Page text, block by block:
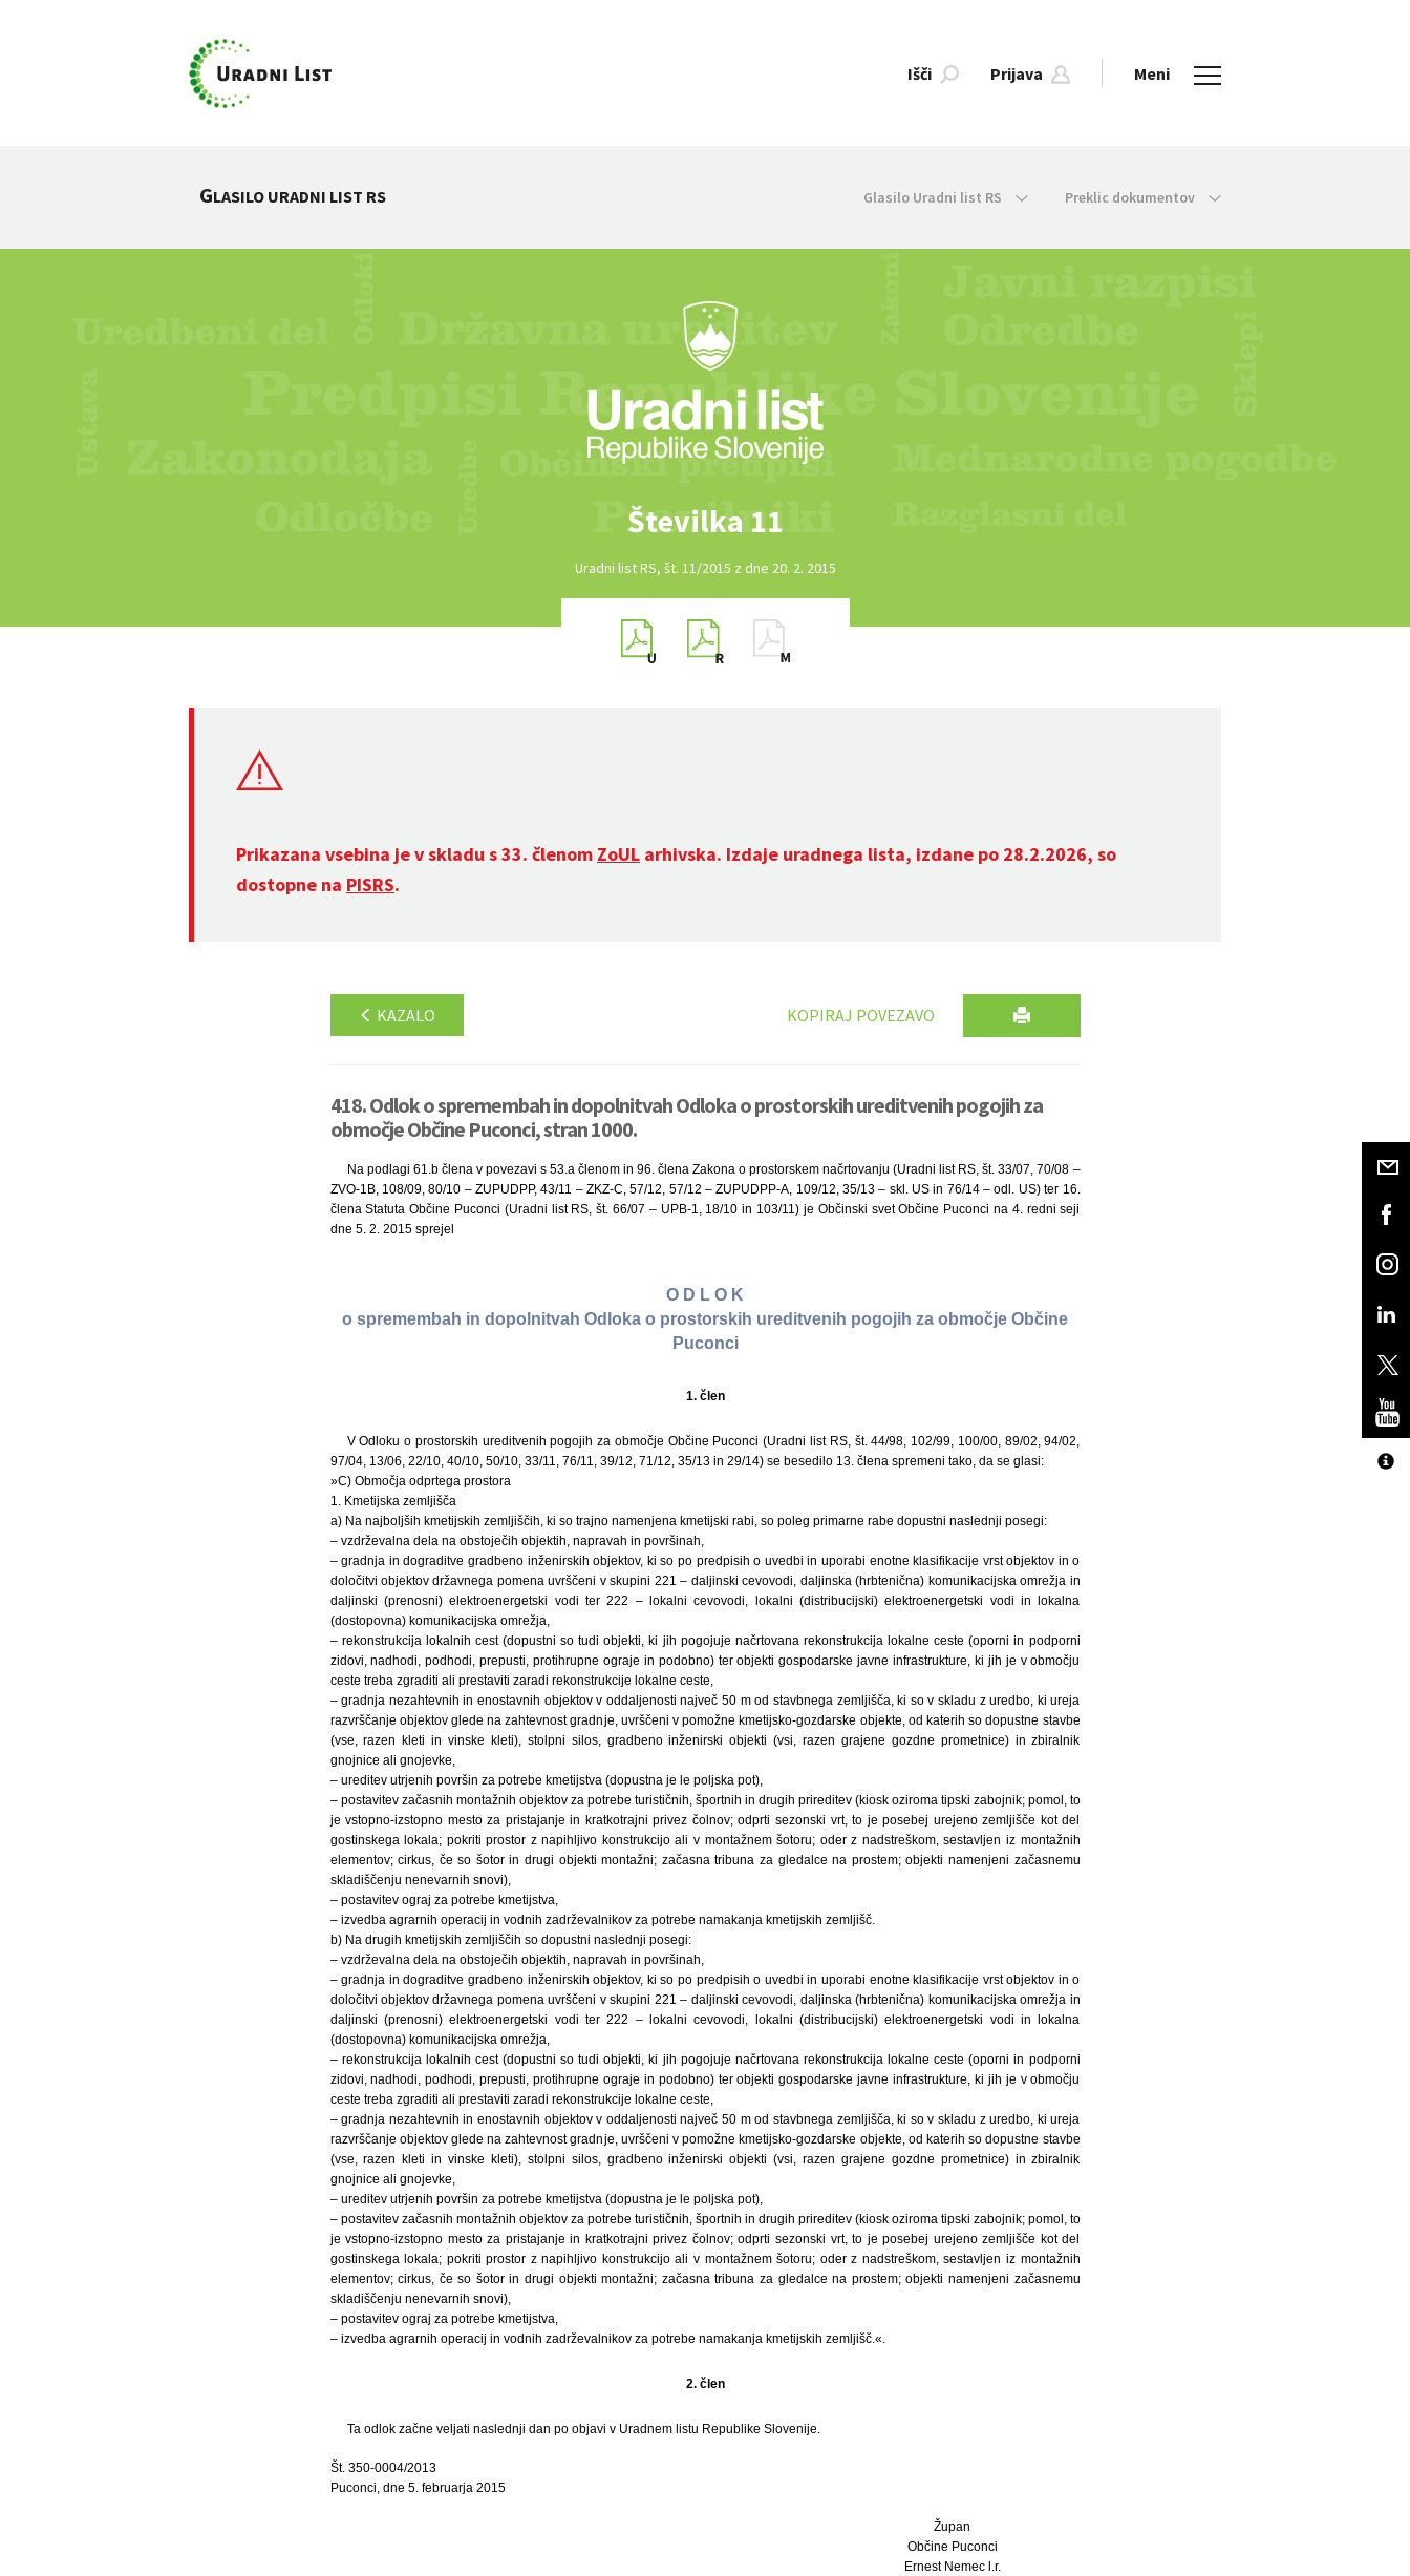
Išči Prijava Meni
GLASILO URADNI LIST RS Glasilo Uradni list RS Preklic dokumentov
Številka 11
Uradni list RS, št. 11/2015 z dne 20. 2. 2015
Prikazana vsebina je v skladu s 33. členom ZoUL arhivska. Izdaje uradnega lista, izdane po 28.2.2026, so
dostopne na PISRS.
KAZALO KOPIRAJ POVEZAVO
418. Odlok o spremembah in dopolnitvah Odloka o prostorskih ureditvenih pogojih za
območje Občine Puconci, stran 1000.
Na podlagi 61.b člena v povezavi s 53.a členom in 96. člena Zakona o prostorskem načrtovanju (Uradni list RS, št. 33/07, 70/08 –
ZVO-1B, 108/09, 80/10 – ZUPUDPP, 43/11 – ZKZ-C, 57/12, 57/12 – ZUPUDPP-A, 109/12, 35/13 – skl. US in 76/14 – odl. US) ter 16.
člena Statuta Občine Puconci (Uradni list RS, št. 66/07 – UPB-1, 18/10 in 103/11) je Občinski svet Občine Puconci na 4. redni seji
dne 5. 2. 2015 sprejel
O D L O K
o spremembah in dopolnitvah Odloka o prostorskih ureditvenih pogojih za območje Občine
Puconci
1. člen
V Odloku o prostorskih ureditvenih pogojih za območje Občine Puconci (Uradni list RS, št. 44/98, 102/99, 100/00, 89/02, 94/02,
97/04, 13/06, 22/10, 40/10, 50/10, 33/11, 76/11, 39/12, 71/12, 35/13 in 29/14) se besedilo 13. člena spremeni tako, da se glasi:
»C) Območja odprtega prostora
1. Kmetijska zemljišča
a) Na najboljših kmetijskih zemljiščih, ki so trajno namenjena kmetijski rabi, so poleg primarne rabe dopustni naslednji posegi:
– vzdrževalna dela na obstoječih objektih, napravah in površinah,
– gradnja in dograditve gradbeno inženirskih objektov, ki so po predpisih o uvedbi in uporabi enotne klasifikacije vrst objektov in o
določitvi objektov državnega pomena uvrščeni v skupini 221 – daljinski cevovodi, daljinska (hrbtenična) komunikacijska omrežja in
daljinski (prenosni) elektroenergetski vodi ter 222 – lokalni cevovodi, lokalni (distribucijski) elektroenergetski vodi in lokalna
(dostopovna) komunikacijska omrežja,
– rekonstrukcija lokalnih cest (dopustni so tudi objekti, ki jih pogojuje načrtovana rekonstrukcija lokalne ceste (oporni in podporni
zidovi, nadhodi, podhodi, prepusti, protihrupne ograje in podobno) ter objekti gospodarske javne infrastrukture, ki jih je v območju
ceste treba zgraditi ali prestaviti zaradi rekonstrukcije lokalne ceste,
– gradnja nezahtevnih in enostavnih objektov v oddaljenosti največ 50 m od stavbnega zemljišča, ki so v skladu z uredbo, ki ureja
razvrščanje objektov glede na zahtevnost gradnje, uvrščeni v pomožne kmetijsko-gozdarske objekte, od katerih so dopustne stavbe
(vse, razen kleti in vinske kleti), stolpni silos, gradbeno inženirski objekti (vsi, razen grajene gozdne prometnice) in zbiralnik
gnojnice ali gnojevke,
– ureditev utrjenih površin za potrebe kmetijstva (dopustna je le poljska pot),
– postavitev začasnih montažnih objektov za potrebe turističnih, športnih in drugih prireditev (kiosk oziroma tipski zabojnik; pomol, to
je vstopno-izstopno mesto za pristajanje in kratkotrajni privez čolnov; odprti sezonski vrt, to je posebej urejeno zemljišče kot del
gostinskega lokala; pokriti prostor z napihljivo konstrukcijo ali v montažnem šotoru; oder z nadstreškom, sestavljen iz montažnih
elementov; cirkus, če so šotor in drugi objekti montažni; začasna tribuna za gledalce na prostem; objekti namenjeni začasnemu
skladiščenju nenevarnih snovi),
– postavitev ograj za potrebe kmetijstva,
– izvedba agrarnih operacij in vodnih zadrževalnikov za potrebe namakanja kmetijskih zemljišč.
b) Na drugih kmetijskih zemljiščih so dopustni naslednji posegi:
– vzdrževalna dela na obstoječih objektih, napravah in površinah,
– gradnja in dograditve gradbeno inženirskih objektov, ki so po predpisih o uvedbi in uporabi enotne klasifikacije vrst objektov in o
določitvi objektov državnega pomena uvrščeni v skupini 221 – daljinski cevovodi, daljinska (hrbtenična) komunikacijska omrežja in
daljinski (prenosni) elektroenergetski vodi ter 222 – lokalni cevovodi, lokalni (distribucijski) elektroenergetski vodi in lokalna
(dostopovna) komunikacijska omrežja,
– rekonstrukcija lokalnih cest (dopustni so tudi objekti, ki jih pogojuje načrtovana rekonstrukcija lokalne ceste (oporni in podporni
zidovi, nadhodi, podhodi, prepusti, protihrupne ograje in podobno) ter objekti gospodarske javne infrastrukture, ki jih je v območju
ceste treba zgraditi ali prestaviti zaradi rekonstrukcije lokalne ceste,
– gradnja nezahtevnih in enostavnih objektov v oddaljenosti največ 50 m od stavbnega zemljišča, ki so v skladu z uredbo, ki ureja
razvrščanje objektov glede na zahtevnost gradnje, uvrščeni v pomožne kmetijsko-gozdarske objekte, od katerih so dopustne stavbe
(vse, razen kleti in vinske kleti), stolpni silos, gradbeno inženirski objekti (vsi, razen grajene gozdne prometnice) in zbiralnik
gnojnice ali gnojevke,
– ureditev utrjenih površin za potrebe kmetijstva (dopustna je le poljska pot),
– postavitev začasnih montažnih objektov za potrebe turističnih, športnih in drugih prireditev (kiosk oziroma tipski zabojnik; pomol, to
je vstopno-izstopno mesto za pristajanje in kratkotrajni privez čolnov; odprti sezonski vrt, to je posebej urejeno zemljišče kot del
gostinskega lokala; pokriti prostor z napihljivo konstrukcijo ali v montažnem šotoru; oder z nadstreškom, sestavljen iz montažnih
elementov; cirkus, če so šotor in drugi objekti montažni; začasna tribuna za gledalce na prostem; objekti namenjeni začasnemu
skladiščenju nenevarnih snovi),
– postavitev ograj za potrebe kmetijstva,
– izvedba agrarnih operacij in vodnih zadrževalnikov za potrebe namakanja kmetijskih zemljišč.«.
2. člen
Ta odlok začne veljati naslednji dan po objavi v Uradnem listu Republike Slovenije.
Št. 350-0004/2013
Puconci, dne 5. februarja 2015
Župan
Občine Puconci
Ernest Nemec l.r.